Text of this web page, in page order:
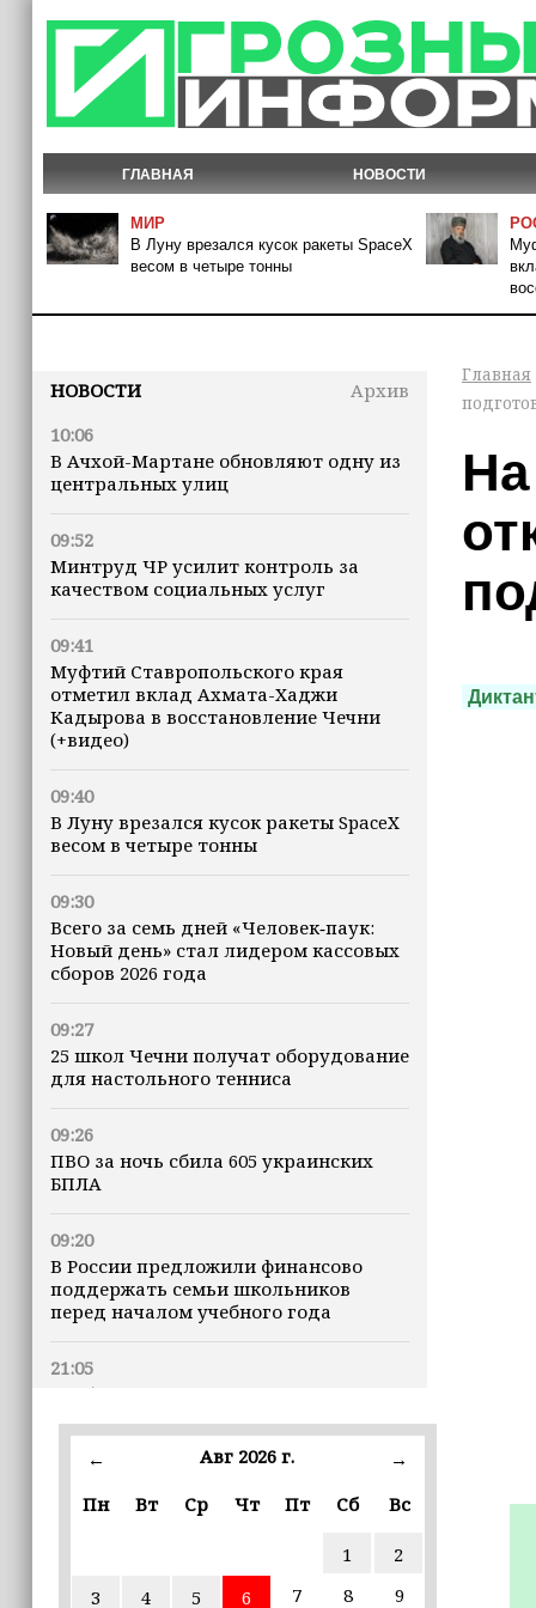
ГЛАВНАЯ НОВОСТИ
МИР
В Луну врезался кусок ракеты SpaceX
весом в четыре тонны
НОВОСТИ
Архив
10:06
В Ачхой-Мартане обновляют одну из
центральных улиц
09:52
Минтруд ЧР усилит контроль за
качеством социальных услуг
09:41
Муфтий Ставропольского края
отметил вклад Ахмата-Хаджи
Кадырова в восстановление Чечни
(+видео)
09:40
В Луну врезался кусок ракеты SpaceX
весом в четыре тонны
09:30
Всего за семь дней «Человек‑паук:
Новый день» стал лидером кассовых
сборов 2026 года
09:27
25 школ Чечни получат оборудование
для настольного тенниса
09:26
ПВО за ночь сбила 605 украинских
БПЛА
09:20
В России предложили финансово
поддержать семьи школьников
перед началом учебного года
21:05
Глубина озера Галанчож составила 35
В Грозном федеральные эксперты
обсудили современные подходы к
17:41
← Авг 2026 г.
→
Пн
Вт Ср Чт Пт Сб Вс
1
2
3
4 5 6 7 8
9
Главная